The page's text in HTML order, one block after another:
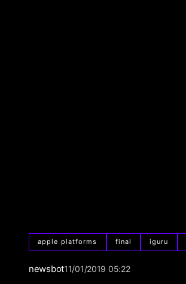
apple platforms final iguru
newsbot11/01/2019 05:22